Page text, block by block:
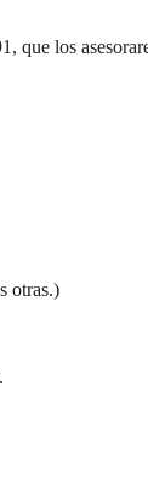
que los
otras.)